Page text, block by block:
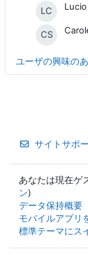
LC
CS
ユーザの興味の
サイトサポ
あなたは現在ゲ
ン)
データ保持概要
モバイルアプリ
標準テーマにス